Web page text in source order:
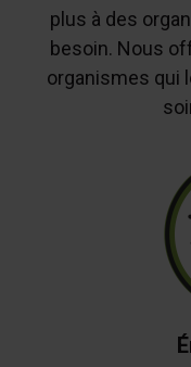
plus à des
besoin. Nous
organismes qui